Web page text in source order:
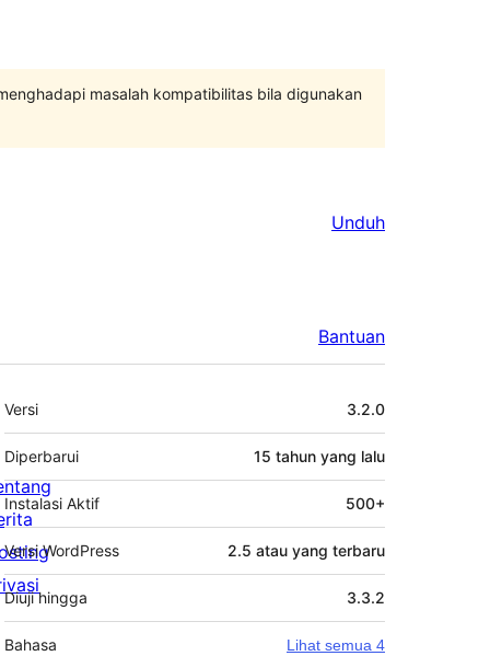
masalah kompatibilitas bila digunakan
Unduh
Bantuan
Meta
Versi 3.2.0
Diperbarui 15 tahun yang lalu
Instalasi Aktif 500+
Versi WordPress 2.5 atau yang terbaru
Diuji hingga 3.3.2
Bahasa Lihat semua 4